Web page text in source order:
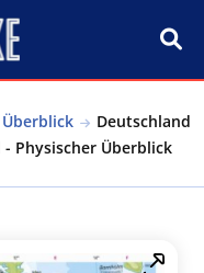
Deutschland
Physischer Überblick